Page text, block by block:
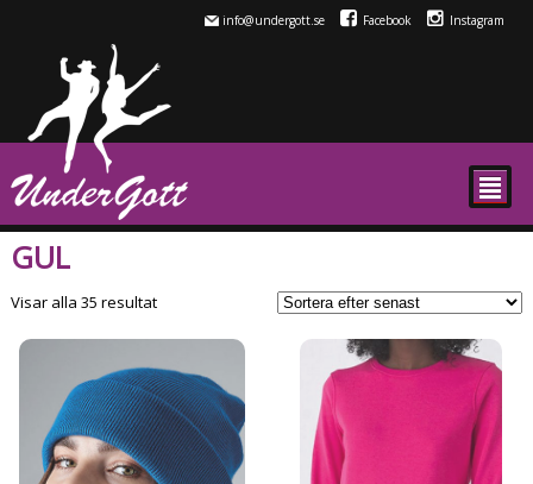
info@undergott.se Facebook Instagram
²
GUL
Visar alla 35 resultatSortera
senaste